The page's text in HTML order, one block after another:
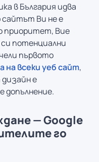
в България идва
Ви не е
приоритет, Вие
потенциални
първото
на всеки уеб сайт,
е
допълнение.
— Google
го